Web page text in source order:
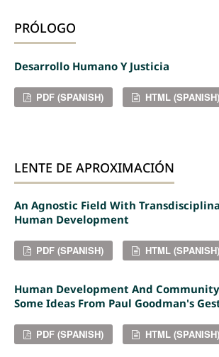
PRÓLOGO
Desarrollo Humano Y Justicia
PDF (SPANISH) HTML (SPANISH)
LENTE DE APROXIMACIÓN
An Agnostic Field With
Human Development
PDF (SPANISH) HTML (SPANISH)
Human Development And
Some Ideas From Paul Goodman's
PDF (SPANISH) HTML (SPANISH)